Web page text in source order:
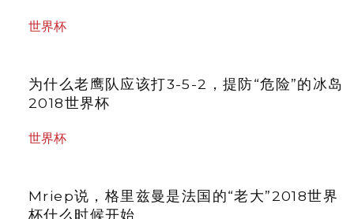
世界杯
为什么老鹰队应该打3-5-2，提防“危险”的冰岛
2018世界杯
世界杯
Mriep说，格里兹曼是法国的“老大”2018世界
杯什么时候开始